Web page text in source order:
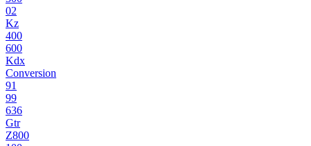
02
Kz
400
600
Kdx
Conversion
91
99
636
Gtr
Z800